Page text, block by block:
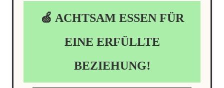
🍏 ACHTSAM ESSEN FÜR
EINE ERFÜLLTE
BEZIEHUNG!